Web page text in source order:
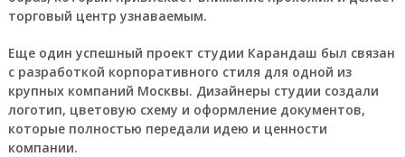
торговый центр узнаваемым.
Еще один успешный проект студии Карандаш был связан
с разработкой корпоративного стиля для одной из
крупных компаний Москвы. Дизайнеры студии создали
логотип, цветовую схему и оформление документов,
которые полностью передали идею и ценности
компании.